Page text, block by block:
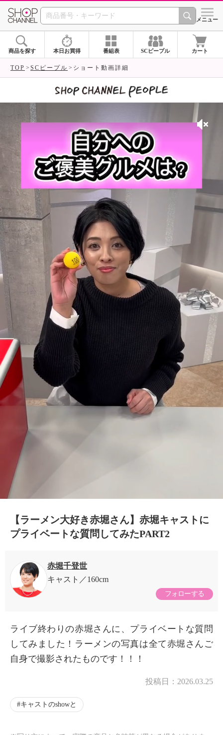
SHOP CHANNEL シメニュー
商品を探す 本日お買得 番組表 SCピープル カート
TOP SCピープル ショート動画詳細
【ラーメン大好き赤堀さん】赤堀キャストに
プライベートな質問してみたPART2
赤堀千登世
キャスト
160cm
フォローする
ライブ終わりの赤堀さんに、プライベートな質問
してみました！ラーメンの写真は全て赤堀さんご
自身で撮影されたものです！！！
投稿日： 2026.03.25
キャストのshowと